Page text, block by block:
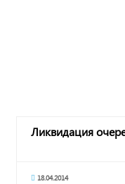
Ликвидация
18.04.2014